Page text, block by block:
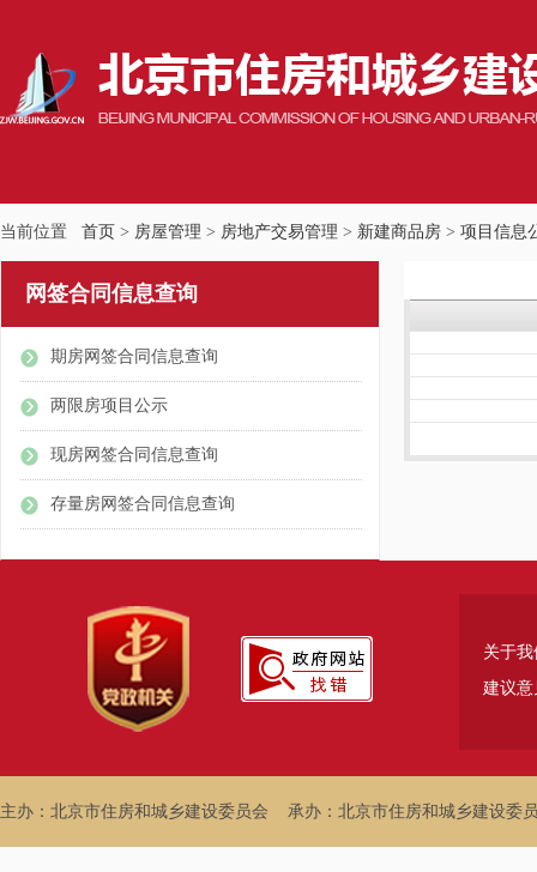
当前位置 首页 > 房屋管理 > 房地产交易管理 > 新建商品房 > 项目信息
网签合同信息查询
期房网签合同信息查询
两限房项目公示
现房网签合同信息查询
存量房网签合同信息查询
关于我
建议意
主办：北京市住房和城乡建设委员会 承办：北京市住房和城乡建设委